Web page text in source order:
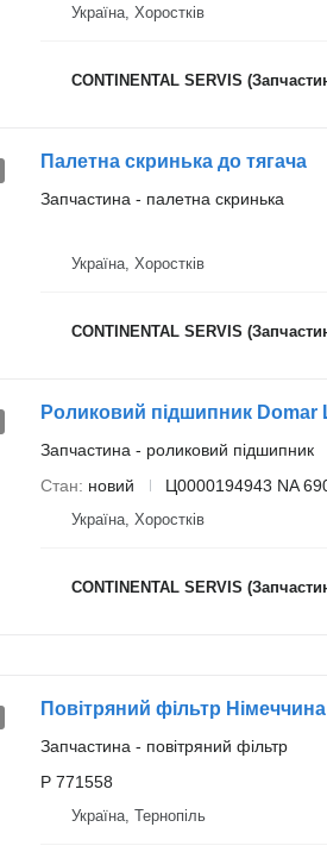
Україна, Хоростків
CONTINENTAL SERVIS
Палетна скринька до тягача
Запчастина - палетна скринька
Україна, Хоростків
CONTINENTAL SERVIS
Роликовий підшипник Domar
Запчастина - роликовий підшипник
Стан
новий Ц0000194943 NA
Україна, Хоростків
CONTINENTAL SERVIS
Повітряний фільтр
Запчастина - повітряний фільтр
P 771558
Україна, Тернопіль